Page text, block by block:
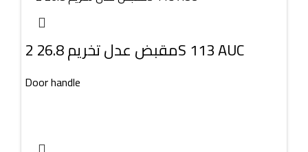
مقبض عدل تخريم 26.8 2S 113 AUC
Door handle